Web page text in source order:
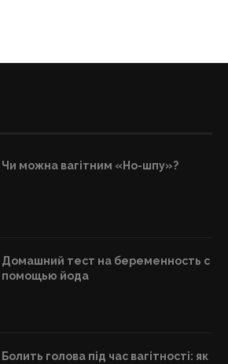
Чи можна вагітним «Но-шпу»?
Домашний тест на беременность с
помощью йода
Болить голова під час вагітності: як